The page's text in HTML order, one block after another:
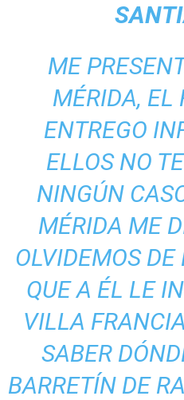
ME
MÉRIDA, EL
ENTREGO
ELLOS NO
NINGÚN
MÉRIDA ME
OLVIDEMOS
QUE A ÉL LE
VILLA
SABER
BARRETÍN DE